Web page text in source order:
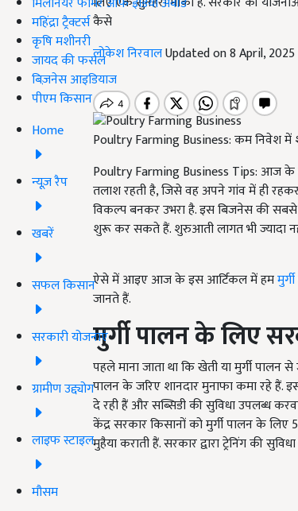
महिंद्रा ट्रैक्टर्स
कृषि मशीनरी
जायद की फसल
बिज़नेस आइडियाज
पीएम किसान
Home
न्यूज़ रैप
खबरें
सफल किसान
सरकारी योजनाएं
ग्रामीण उद्द्योग
लाइफ स्टाइल
मौसम
कैसे
लोकेश निरवालUpdated on 8 April, 2025
Poultry Farming Business: कम निवेश में
Poultry Farming Business Tips: आज
तलाश रहती है, जिसे वह अपने गांव में ही
विकल्प बनकर उभरा है. इस बिजनेस की
शुरू कर सकते हैं. शुरुआती लागत भी ज्यादा
ऐसे में आइए आज के इस आर्टिकल में हम
जानते हैं.
मुर्गी पालन के लिए
पहले माना जाता था कि खेती या मुर्गी
पालन के जरिए शानदार मुनाफा कमा रहे हैं.
दे रही हैं और सब्सिडी की सुविधा उपलब्ध
केंद्र सरकार किसानों को मुर्गी पालन के लिए
मुहैया कराती हैं. सरकार द्वारा ट्रेनिंग की